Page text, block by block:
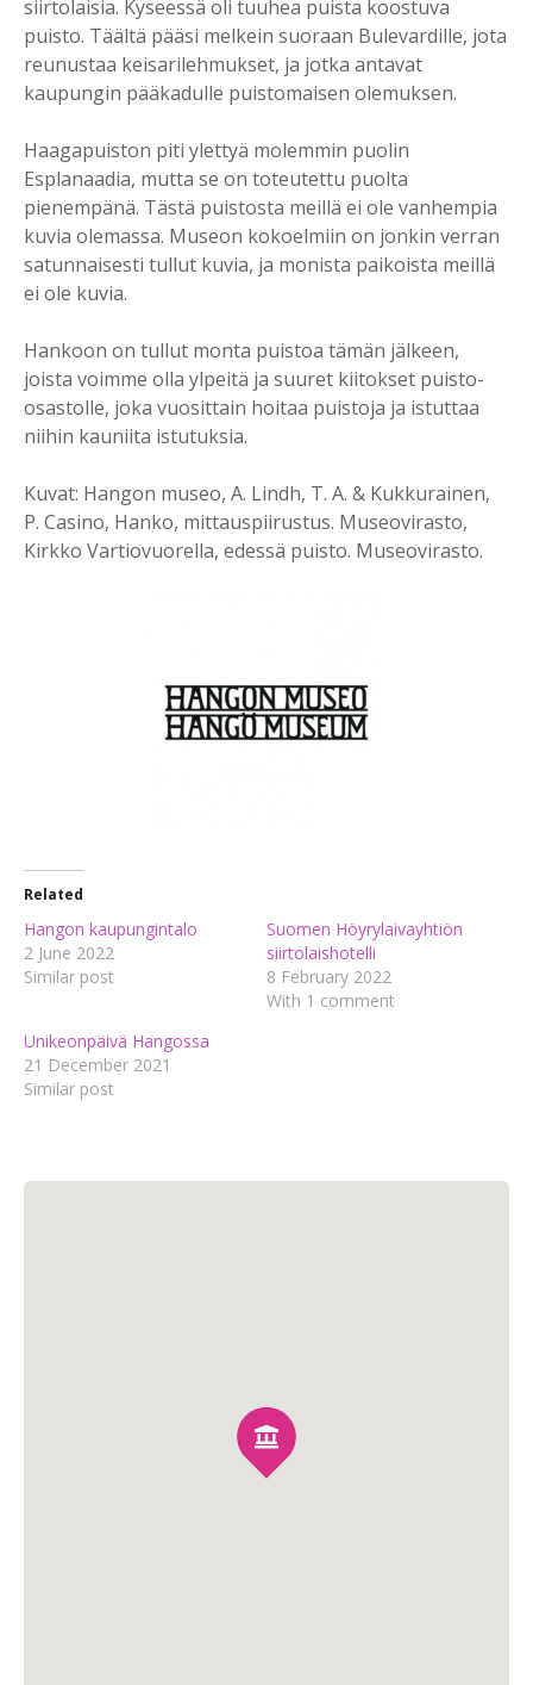
siirtolaisia. Kyseessä oli tuuhea puista koostuva
puisto. Täältä pääsi melkein suoraan Bulevardille, jota
reunustaa keisarilehmukset, ja jotka antavat
kaupungin pääkadulle puistomaisen olemuksen.
Haagapuiston piti ylettyä molemmin puolin
Esplanaadia, mutta se on toteutettu puolta
pienempänä. Tästä puistosta meillä ei ole vanhempia
kuvia olemassa. Museon kokoelmiin on jonkin verran
satunnaisesti tullut kuvia, ja monista paikoista meillä
ei ole kuvia.
Hankoon on tullut monta puistoa tämän jälkeen,
joista voimme olla ylpeitä ja suuret kiitokset puisto-
osastolle, joka vuosittain hoitaa puistoja ja istuttaa
niihin kauniita istutuksia.
Kuvat: Hangon museo, A. Lindh, T. A. & Kukkurainen,
P. Casino, Hanko, mittauspiirustus. Museovirasto,
Kirkko Vartiovuorella, edessä puisto. Museovirasto.
Related
Hangon kaupungintalo
2 June 2022
Similar post
Suomen Höyrylaivayhtiön
siirtolaishotelli
8 February 2022
With 1 comment
Unikeonpäivä Hangossa
21 December 2021
Similar post